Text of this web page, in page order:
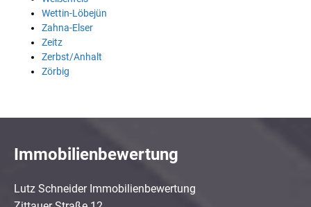
Wettin-Löbejün
Zahna-Elser
Zeitz
Zerbst/Anhalt
Zörbig
Immobilienbewertung
Lutz Schneider Immobilienbewertung